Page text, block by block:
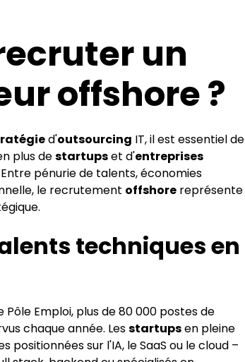
un
offshore ?
d'outsourcing IT, il est essentiel de
plus destartupset d'entreprises
pénurie de talents, économies
le recrutement offshore représente
techniques en
Pôle Emploi, plus de 80 000 postes de
chaque année. Lesstartupsen pleine
positionnées sur l'IA, le SaaS ou le cloud –